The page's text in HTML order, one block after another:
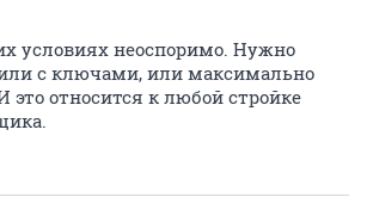
условиях неоспоримо. Нужно
с ключами, или максимально
это относится к любой стройке